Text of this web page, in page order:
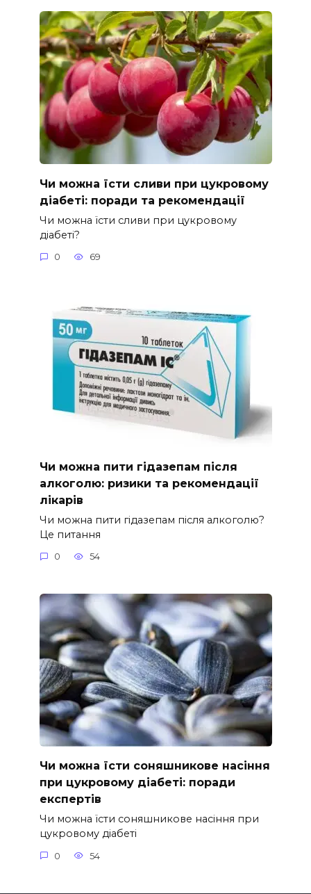
Чи можна їсти сливи при цукровому
діабеті: поради та рекомендації
Чи можна їсти сливи при цукровому
діабеті?
0 69
Чи можна пити гідазепам після
алкоголю: ризики та рекомендації
лікарів
Чи можна пити гідазепам після алкоголю?
Це питання
0 54
Чи можна їсти соняшникове насіння
при цукровому діабеті: поради
експертів
Чи можна їсти соняшникове насіння при
цукровому діабеті
0 54